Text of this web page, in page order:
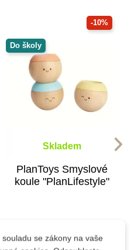
-10%
Do školy
Skladem
PlanToys Smyslové
koule "PlanLifestyle"
se zákony na vaše